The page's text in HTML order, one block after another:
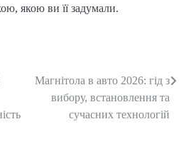
якою ви її задумали.
Магнітола в авто 2026: гід з
вибору, встановлення та
сучасних технологій